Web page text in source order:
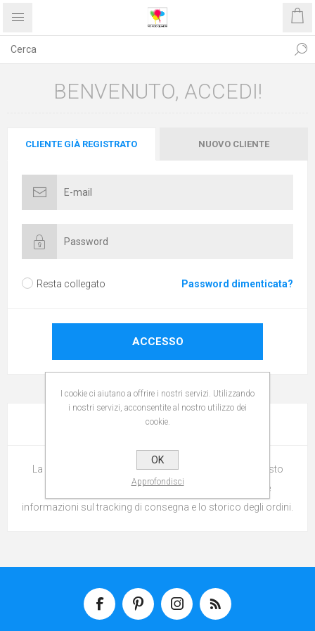
BENVENUTO, ACCEDI!
CLIENTE GIÀ REGISTRATO NUOVO CLIENTE
Resta collegato Password dimenticata?
ACCESSO
LOGIN / REGISTRAZIONE
La registrazione permette di effettuare gli ordini su questo
sito, controllare lo stato della spedizione, ricevere le
informazioni sul tracking di consegna e lo storico degli ordini.
I cookie ci aiutano a offrire i nostri servizi. Utilizzando
i nostri servizi, acconsentite al nostro utilizzo dei
cookie.
OK
Approfondisci